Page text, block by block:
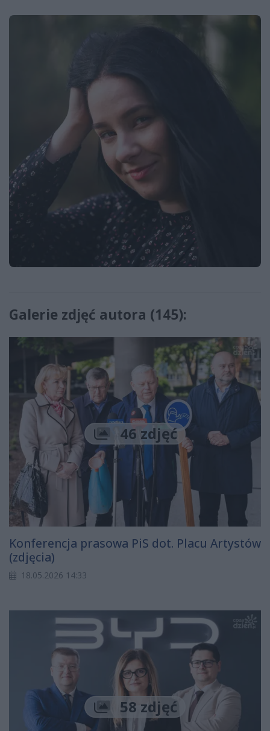
Galerie zdjęć autora (145):
46 zdjęć
Konferencja prasowa PiS dot. Placu Artystów
(zdjęcia)
18.05.2026 14:33
58 zdjęć